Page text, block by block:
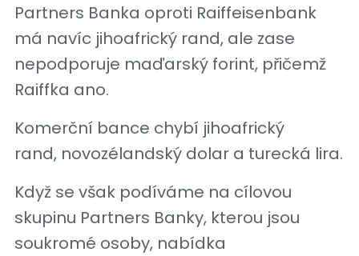
Partners Banka oproti Raiffeisenbank
má navíc jihoafrický rand, ale zase
nepodporuje maďarský forint, přičemž
Raiffka ano.
Komerční bance chybí jihoafrický
rand, novozélandský dolar a turecká lira.
Když se však podíváme na cílovou
skupinu Partners Banky, kterou jsou
soukromé osoby, nabídka